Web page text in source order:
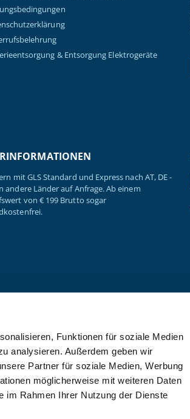
Funktionen für soziale Medien
analysieren. Außerdem geben wir
Partner für soziale Medien, Werbung
möglicherweise mit weiteren Daten
im Rahmen Ihrer Nutzung der Dienste
& Entsorgung Elektrogeräte
mit GLS Standard und Express nach AT, DE -
andere Länder auf Anfrage. Ab einem
von € 199 Brutto sogar
Copyright © 2026 - Kanzlsperger GmbH.